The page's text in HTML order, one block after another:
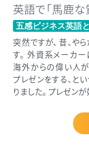
英語で「馬鹿な
五感ビジネス英語
突然ですが、 昔、や
す。 外資系メーカー
海外からの偉い人
プレゼンをする、と
りました。 プレゼン